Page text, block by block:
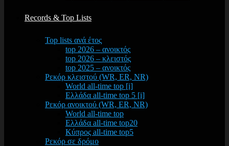
Records & Top Lists
Top lists ανά έτος
top 2026 – ανοικτός
top 2026 – κλειστός
top 2025 – ανοικτός
Ρεκόρ κλειστού (WR, ER, NR)
World all-time top [i]
Ελλάδα all-time top 5 [i]
Ρεκόρ ανοικτού (WR, ER, NR)
World all-time top
Ελλάδα all-time top20
Κύπρος all-time top5
Ρεκόρ σε δρόμο